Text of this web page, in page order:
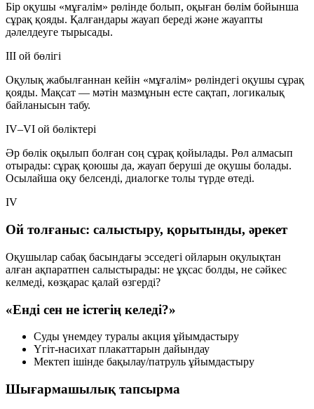
Бір оқушы «мұғалім» рөлінде болып, оқыған бөлім бойынша
сұрақ қояды. Қалғандары жауап береді және жауапты
дәлелдеуге тырысады.
III ой бөлігі
Оқулық жабылғаннан кейін «мұғалім» рөліндегі оқушы сұрақ
қояды. Мақсат — мәтін мазмұнын есте сақтап, логикалық
байланысын табу.
IV–VI ой бөліктері
Әр бөлік оқылып болған соң сұрақ қойылады. Рөл алмасып
отырады: сұрақ қоюшы да, жауап беруші де оқушы болады.
Осылайша оқу белсенді, диалогке толы түрде өтеді.
IV
Ой толғаныс: салыстыру, қорытынды, әрекет
Оқушылар сабақ басындағы эсседегі ойларын оқулықтан
алған ақпаратпен салыстырады: не ұқсас болды, не сәйкес
келмеді, көзқарас қалай өзгерді?
«Енді сен не істегің келеді?»
Суды үнемдеу туралы акция ұйымдастыру
Үгіт-насихат плакаттарын дайындау
Мектеп ішінде бақылау/патруль ұйымдастыру
Шығармашылық тапсырма